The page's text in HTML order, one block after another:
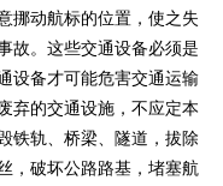
挪动航标的位置，使之失
故。这些交通设备必须是
设备才可能危害交通运输
弃的交通设施，不应定本
铁轨、桥梁、隧道，拔除
，破坏公路路基，堵塞航